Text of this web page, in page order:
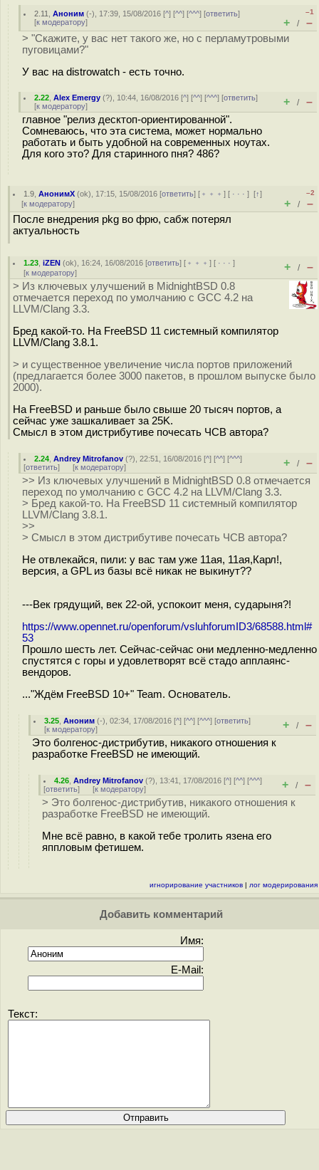
2.11 ,Аноним (-), 17:39, 15/08/2016 [^] [^^] [^^^] [ответить]
[к модератору]
–1
+ / –
> "Скажите, у вас нет такого же, но с перламутровыми
пуговицами?"
У вас на distrowatch - есть точно.
2.22 ,Alex Emergy (?), 10:44, 16/08/2016 [^] [^^] [^^^] [ответить]
[к модератору] + / –
главное "релиз десктоп-ориентированной".
Сомневаюсь, что эта система, может нормально
работать и быть удобной на современных ноутах.
Для кого это? Для старинного пня? 486?
1.9 ,АнонимХ (ok), 17:15, 15/08/2016 [ответить] [ ﹢﹢﹢] [ · · ·][↑]
[к модератору]
–2
+ / –
После внедрения pkg во фрю, сабж потерял
актуальность
1.23 ,iZEN (ok), 16:24, 16/08/2016 [ответить] [ ﹢﹢﹢] [ · · ·]
[к модератору] + / –
> Из ключевых улучшений в MidnightBSD 0.8
отмечается переход по умолчанию с GCC 4.2 на
LLVM/Clang 3.3.
Бред какой-то. На FreeBSD 11 системный компилятор
LLVM/Clang 3.8.1.
> и существенное увеличение числа портов приложений
(предлагается более 3000 пакетов, в прошлом выпуске было
2000).
На FreeBSD и раньше было свыше 20 тысяч портов, а
сейчас уже зашкаливает за 25K.
Смысл в этом дистрибутиве почесать ЧСВ автора?
2.24 ,Andrey Mitrofanov (?), 22:51, 16/08/2016 [^] [^^] [^^^]
[ответить] [к модератору] + / –
>> Из ключевых улучшений в MidnightBSD 0.8 отмечается
переход по умолчанию с GCC 4.2 на LLVM/Clang 3.3.
> Бред какой-то. На FreeBSD 11 системный компилятор
LLVM/Clang 3.8.1.
>>
> Смысл в этом дистрибутиве почесать ЧСВ автора?
Не отвлекайся, пили: у вас там уже 11ая, 11ая,Карл!,
версия, а GPL из базы всё никак не выкинут??
---Век грядущий, век 22-ой, успокоит меня, сударыня?!
https://www.opennet.ru/openforum/vsluhforumID3/68588.html#
53
Прошло шесть лет. Сейчас-сейчас они медленно-медленно
спустятся с горы и удовлетворят всё стадо апплаянс-
вендоров.
..."Ждём FreeBSD 10+" Team. Основатель.
3.25 ,Аноним (-), 02:34, 17/08/2016 [^] [^^] [^^^] [ответить]
[к модератору] + / –
Это болгенос-дистрибутив, никакого отношения к
разработке FreeBSD не имеющий.
4.26 ,Andrey Mitrofanov (?), 13:41, 17/08/2016 [^] [^^] [^^^]
[ответить] [к модератору] + / –
> Это болгенос-дистрибутив, никакого отношения к
разработке FreeBSD не имеющий.
Мне всё равно, в какой тебе тролить язена его
яппловым фетишем.
игнорирование участников | лог модерирования
Добавить комментарий
Имя:
E-Mail:
Текст: